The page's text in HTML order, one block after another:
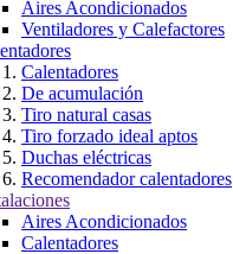
Aires Acondicionados
Ventiladores y Calefactores
Calentadores
De acumulación
Tiro natural casas
Tiro forzado ideal aptos
Duchas eléctricas
Recomendador calentadores
Aires Acondicionados
Calentadores